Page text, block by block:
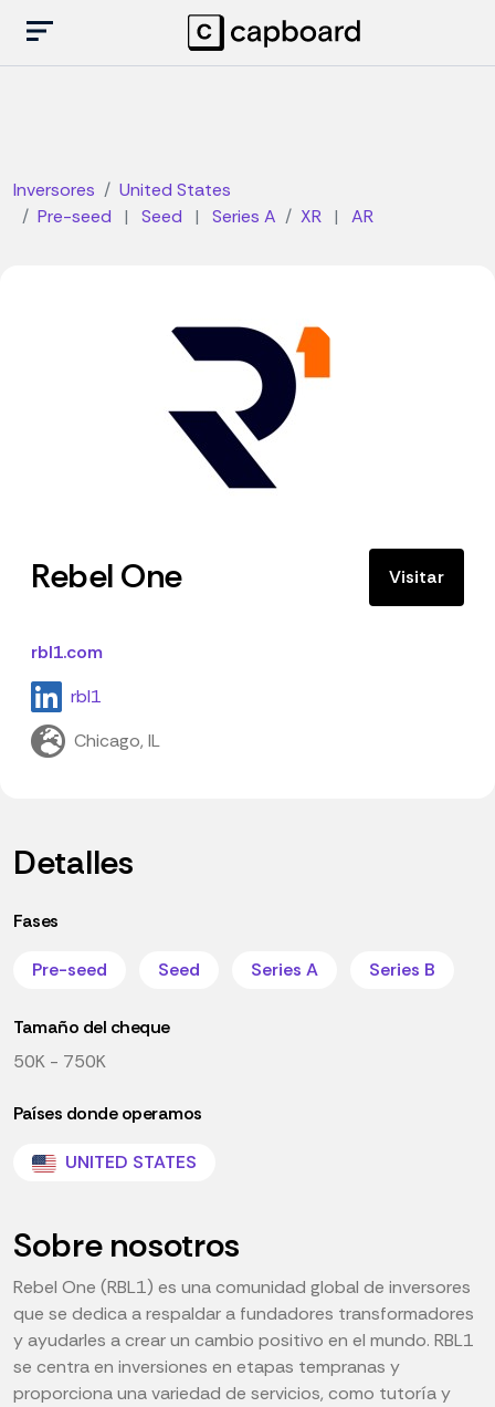
Inversores
United States
Pre-seed
| Seed | Series A XR | AR
Rebel One Visitar
rbl1.com
rbl1
Chicago, IL
Detalles
Fases
Pre-seed Seed Series A Series B
Tamaño del cheque
50K - 750K
Países donde operamos
UNITED STATES
Sobre nosotros
Rebel One (RBL1) es una comunidad global de inversores
que se dedica a respaldar a fundadores transformadores
y ayudarles a crear un cambio positivo en el mundo. RBL1
se centra en inversiones en etapas tempranas y
proporciona una variedad de servicios, como tutoría y